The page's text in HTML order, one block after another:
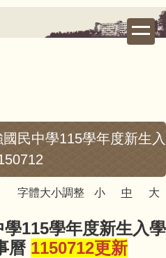
國民中學115學年度新生入
字體大小調整 小 中 大
115學年度新生入學
曆 1150712更新